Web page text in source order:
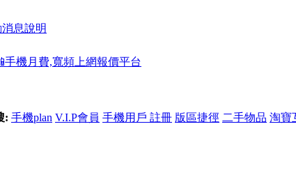
息說明
手機月費,寬頻上網報價平台
: 手機plan V.I.P會員 手機用戶 註冊 版區捷徑 二手物品 淘寶